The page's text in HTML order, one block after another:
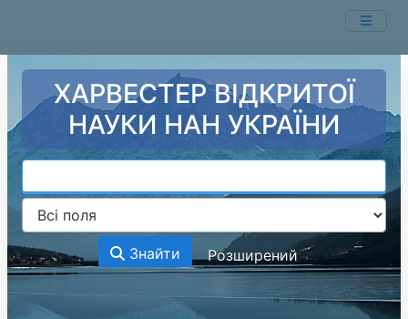
ХАРВЕСТЕР ВІДКРИТОЇ
НАУКИ НАН УКРАЇНИ
Знайти Розширений